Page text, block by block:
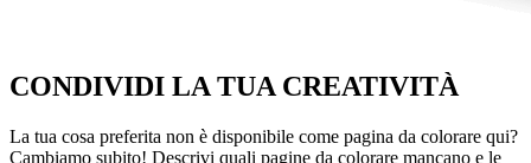
CONDIVIDI LA TUA CREATIVITÀ
La tua cosa preferita non è disponibile come pagina da colorare qui?
Cambiamo subito! Descrivi quali pagine da colorare mancano e le